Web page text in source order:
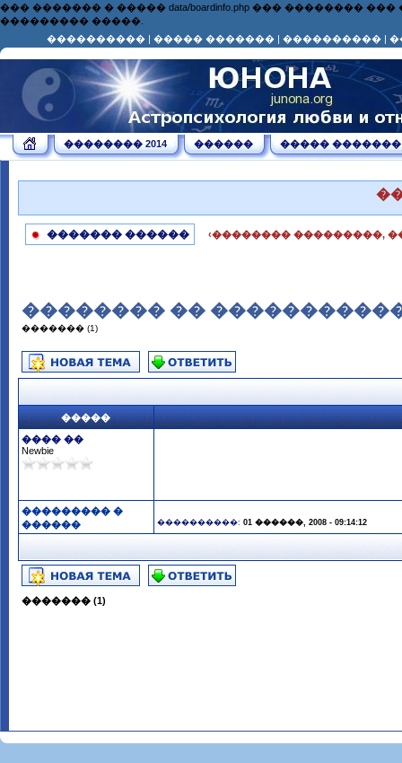
��� ������� � ����� data/boardinfo.php ���
��������� �����.
���������� | ����� ������� | ���������� |
�������� 2014 ������ ����� �������
������� ������ ‹�������� ���������,
�������� ��
������� (1)
�����
���� ��
Newbie
��������� �
������
����������: 01 ������, 2008 - 09:14:12
������� (1)